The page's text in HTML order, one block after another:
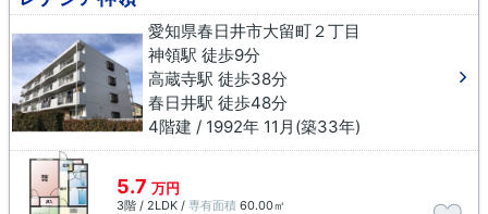
愛知県春日井市大留町２丁目
神領駅 徒歩9分
高蔵寺駅 徒歩38分
春日井駅 徒歩48分
4階建 / 1992年 11月(築33年)
5.7 万円
3階 / 2LDK / 専有面積 60.00㎡